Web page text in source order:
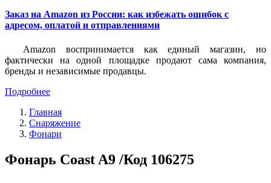
Заказ на Amazon из России: как избежать ошибок с
адресом, оплатой и отправлениями
Amazon воспринимается как единый магазин, но
фактически на одной площадке продают сама компания,
бренды и независимые продавцы.
Подробнее
Главная
Снаряжение
Фонари
Фонарь Coast A9 /Код 106275